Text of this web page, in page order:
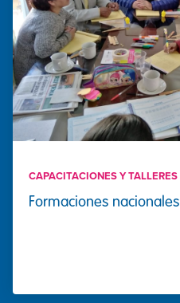
CAPACITACIONES Y TALLERES
Formaciones nacionales